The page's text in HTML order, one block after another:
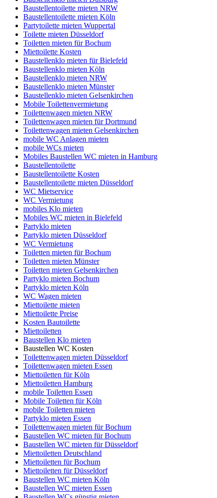
Baustellentoilette mieten NRW
Baustellentoilette mieten Köln
Partytoilette mieten Wuppertal
Toilette mieten Düsseldorf
Toiletten mieten für Bochum
Miettoilette Kosten
Baustellenklo mieten für Bielefeld
Baustellenklo mieten Köln
Baustellenklo mieten NRW
Baustellenklo mieten Münster
Baustellenklo mieten Gelsenkirchen
Mobile Toilettenvermietung
Toilettenwagen mieten NRW
Toilettenwagen mieten für Dortmund
Toilettenwagen mieten Gelsenkirchen
mobile WC Anlagen mieten
mobile WCs mieten
Mobiles Baustellen WC mieten in Hamburg
Baustellentoilette
Baustellentoilette Kosten
Baustellentoilette mieten Düsseldorf
WC Mietservice
WC Vermietung
mobiles Klo mieten
Mobiles WC mieten in Bielefeld
Partyklo mieten
Partyklo mieten Düsseldorf
WC Vermietung
Toiletten mieten für Bochum
Toiletten mieten Münster
Toiletten mieten Gelsenkirchen
Partyklo mieten Bochum
Partyklo mieten Köln
WC Wagen mieten
Miettoilette mieten
Miettoilette Preise
Kosten Bautoilette
Miettoiletten
Baustellen Klo mieten
Baustellen WC Kosten
Toilettenwagen mieten Düsseldorf
Toilettenwagen mieten Essen
Miettoiletten für Köln
Miettoiletten Hamburg
mobile Toiletten Essen
Mobile Toiletten für Köln
mobile Toiletten mieten
Partyklo mieten Essen
Toilettenwagen mieten für Bochum
Baustellen WC mieten für Bochum
Baustellen WC mieten für Düsseldorf
Miettoiletten Deutschland
Miettoiletten für Bochum
Miettoiletten für Düsseldorf
Baustellen WC mieten Köln
Baustellen WC mieten Essen